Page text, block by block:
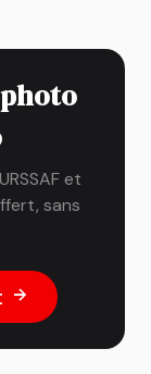
et
sans